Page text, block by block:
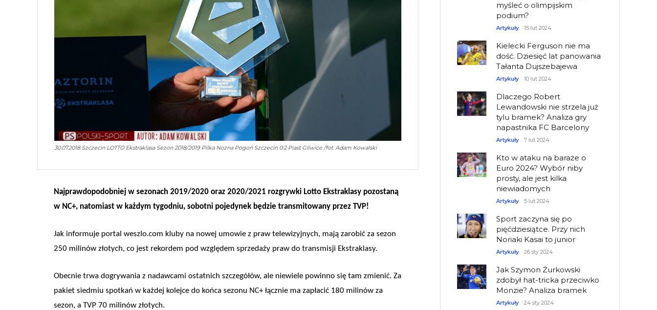
30.07.2018 Szczecin LOTTO Ekstraklasa Sezon 2018/2019 Pilka Nozna Pogoń Szczecin 0:2 Piast Gliwice /fot. Adam Kowalski
Najprawdopodobniej w sezonach 2019/2020 oraz 2020/2021 rozgrywki Lotto Ekstraklasy pozostaną
w NC+, natomiast w każdym tygodniu, sobotni pojedynek będzie transmitowany przez TVP!
Jak informuje portal weszlo.com kluby na nowej umowie z praw telewizyjnych, mają zarobić za sezon
250 milinów złotych, co jest rekordem pod względem sprzedaży praw do transmisji Ekstraklasy.
Obecnie trwa dogrywania z nadawcami ostatnich szczegółów, ale niewiele powinno się tam zmienić. Za
pakiet siedmiu spotkań w każdej kolejce do końca sezonu NC+ łącznie ma zapłacić 180 milinów za
sezon, a TVP 70 milinów złotych.
myśleć o olimpijskim
podium?
Artykuły 15 lut 2024
Kielecki Ferguson nie ma
dość. Dziesięć lat panowania
Tałanta Dujszebajewa
Artykuły 10 lut 2024
Dlaczego Robert
Lewandowski nie strzela już
tylu bramek? Analiza gry
napastnika FC Barcelony
Artykuły 7 lut 2024
Kto w ataku na baraże o
Euro 2024? Wybór niby
prosty, ale jest kilka
niewiadomych
Artykuły 5 lut 2024
Sport zaczyna się po
pięćdziesiątce. Przy nich
Noriaki Kasai to junior
Artykuły 26 sty 2024
Jak Szymon Żurkowski
zdobył hat-tricka przeciwko
Monzie? Analiza bramek
Artykuły 24 sty 2024